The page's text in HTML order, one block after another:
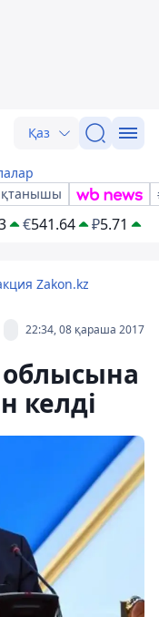
Қаз
€541.64 ₽5.71
Zakon.kz
22:34, 08 қараша 2017
келді